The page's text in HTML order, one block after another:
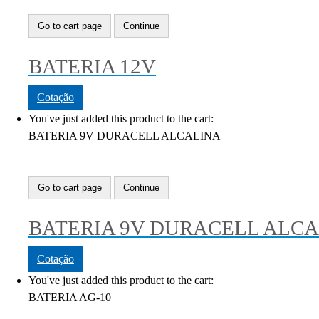
Go to cart page Continue
BATERIA 12V
Cotação
You've just added this product to the cart:
BATERIA 9V DURACELL ALCALINA
Go to cart page Continue
BATERIA 9V DURACELL
Cotação
You've just added this product to the cart:
BATERIA AG-10